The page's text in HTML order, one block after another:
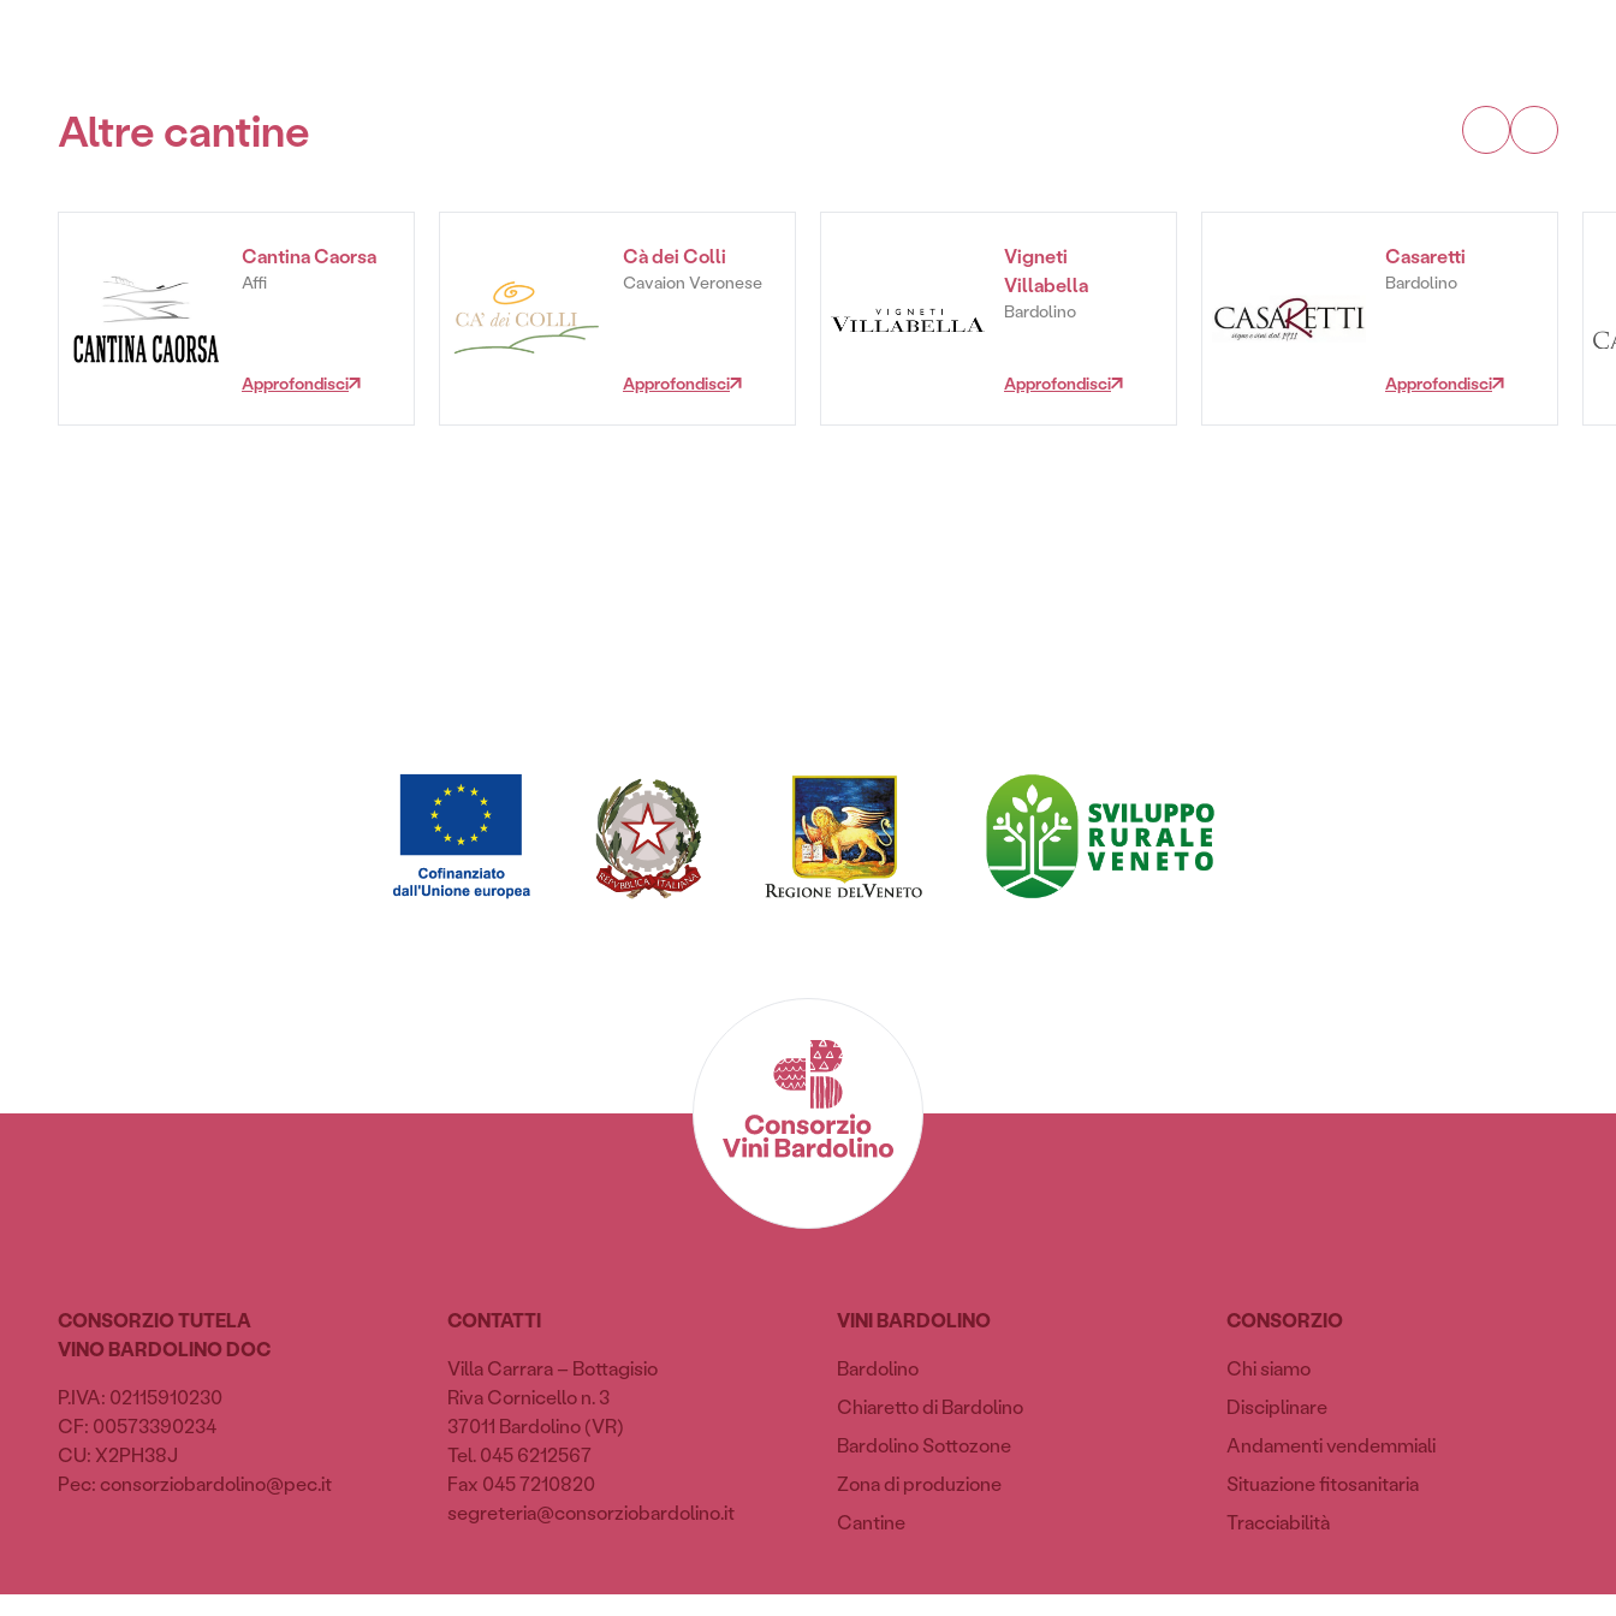
Altre cantine
Cantina Caorsa
Affi
Approfondisci
Cà dei Colli
Cavaion Veronese
Approfondisci
Vigneti
Villabella
Bardolino
Approfondisci
Casaretti
Bardolino
Approfondisci
CONSORZIO TUTELA
VINO BARDOLINO DOC
P.IVA: 02115910230
CF: 00573390234
CU: X2PH38J
Pec: consorziobardolino@pec.it
CONTATTI
Villa Carrara – Bottagisio
Riva Cornicello n. 3
37011 Bardolino (VR)
Tel. 045 6212567
Fax 045 7210820
segreteria@consorziobardolino.it
VINI BARDOLINO
Bardolino
Chiaretto di Bardolino
Bardolino Sottozone
Zona di produzione
Cantine
CONSORZIO
Chi siamo
Disciplinare
Andamenti vendemmiali
Situazione fitosanitaria
Tracciabilità